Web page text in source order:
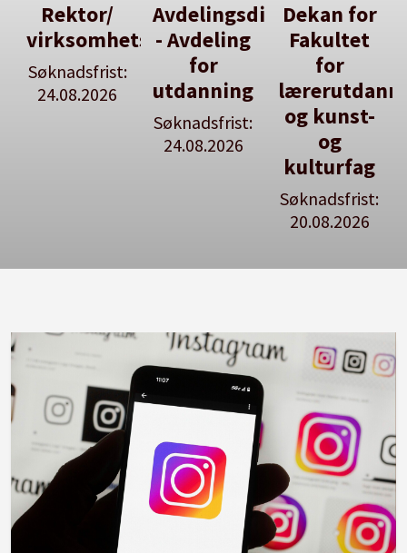
Avdelingsdirektør
- Avdeling
for
utdanning
Dekan for
Fakultet
for
lærerutdanning
og kunst-
og
Her kan
du utlyse
en ledig
stilling
Se våre
stillingspakker